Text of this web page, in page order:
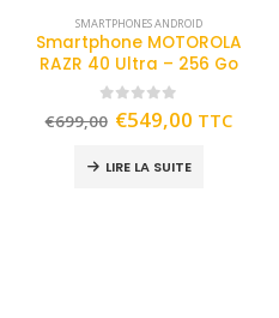
SMARTPHONES ANDROID
Smartphone MOTOROLA
RAZR 40 Ultra – 256 Go
out of 5
€699,00 €549,00 TTC
LIRE LA SUITE